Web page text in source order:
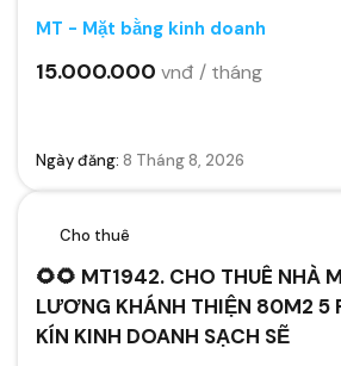
MT - Mặt bằng kinh doanh
15.000.000 vnđ / tháng
Ngày đăng: 8 Tháng 8, 2026
Cho thuê
🌻🌻 MT1942. CHO THUÊ NHÀ
LƯƠNG KHÁNH THIỆN 80M2 5
KÍN KINH DOANH SẠCH SẼ